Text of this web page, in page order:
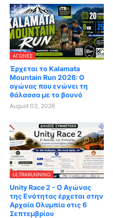
ΑΓΏΝΕΣ
Έρχεται το Kalamata
Mountain Run 2026: Ο
αγώνας που ενώνει τη
θάλασσα με το βουνό
August 03, 2026
ULTRARUNNING
Unity Race 2 - Ο Αγώνας
της Ενότητας έρχεται στην
Αρχαία Ολυμπία στις 6
Σεπτεμβρίου